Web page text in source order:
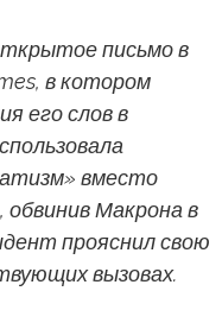
письмо в
в котором
его слов в
вместо
Макрона в
прояснил свою
вызовах.